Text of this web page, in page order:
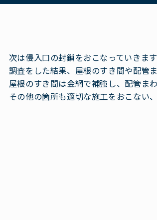
次は侵入口の封鎖をおこなっていきます
調査をした結果、屋根のすき間や配管
屋根のすき間は金網で補強し、配管ま
その他の箇所も適切な施工をおこない